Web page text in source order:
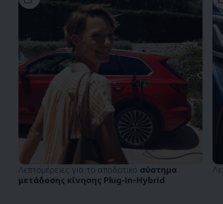
Λεπτομέρειες για το αποδοτικό σύστημα
μετάδοσης κίνησης Plug-In-Hybrid